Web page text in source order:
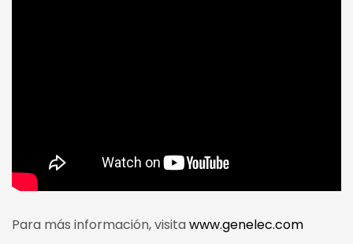
Para más información, visitawww.genelec.com